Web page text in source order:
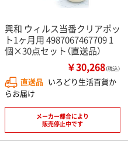
興和 ウィルス当番クリアポッ
ト1ヶ月用 4987067467709 1
個×30点セット（直送品）
￥30,268（税込）
直送品 いろどり生活百貨か
らお届け
メーカー都合により
販売停止中です